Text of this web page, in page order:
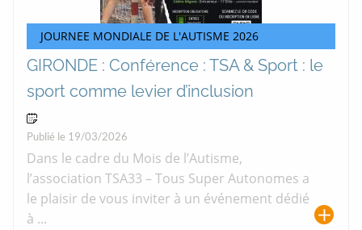
JOURNEE MONDIALE DE L'AUTISME 2026
GIRONDE : Conférence : TSA & Sport : le
sport comme levier d’inclusion
Publié le 19/03/2026
Dans le cadre du Mois de l’Autisme,
l’association TSA33 – Tous Super Autonomes a
le plaisir de vous inviter à un événement dédié
à ...